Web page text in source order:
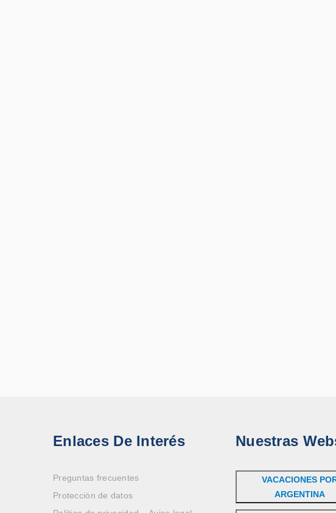
Enlaces De Interés
Preguntas frecuentes
Protección de datos
Nuestras
VACACIONES
ARGENTINA